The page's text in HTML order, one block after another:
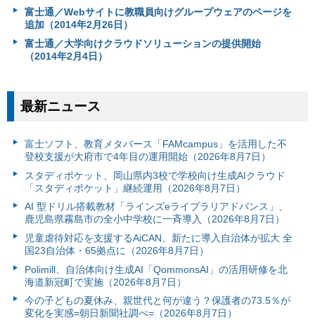
富士通／Webサイトに教職員向けグループウェアのページを
追加（2014年2月26日）
富士通／大学向けクラウドソリューションの提供開始
（2014年2月4日）
最新ニュース
富⼠ソフト、教育メタバース「FAMcampus」を活用した不
登校支援が大府市で4年目の運用開始（2026年8月7日）
スタディポケット、岡山県内3校で学校向け生成AIクラウド
「スタディポケット」継続運用（2026年8月7日）
AI 型ドリル搭載教材「ラインズeライブラリアドバンス」、
鹿児島県霧島市の全小中学校に一斉導入（2026年8月7日）
児童虐待対応を支援するAiCAN、新たに導入自治体が拡大 全
国23自治体・65拠点に（2026年8月7日）
Polimill、自治体向け生成AI「QommonsAI」の活用研修を北
海道新冠町で実施（2026年8月7日）
今の子どもの夏休み、親世代と何が違う？保護者の73.5％が
変化を実感=朝日新聞社調べ=（2026年8月7日）